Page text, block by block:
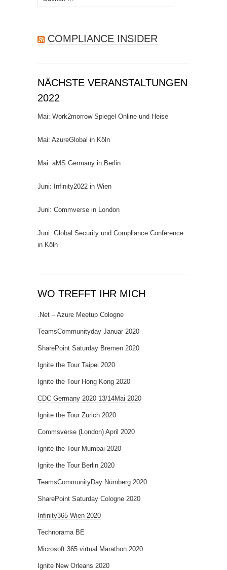
nach:
COMPLIANCE INSIDER
NÄCHSTE VERANSTALTUNGEN
2022
Mai: Work2morrow Spiegel Online und Heise
Mai: AzureGlobal in Köln
Mai: aMS Germany in Berlin
Juni: Infinity2022 in Wien
Juni: Commverse in London
Juni: Global Security und Compliance Conference
in Köln
WO TREFFT IHR MICH
.Net – Azure Meetup Cologne
TeamsCommunityday Januar 2020
SharePoint Saturday Bremen 2020
Ignite the Tour Taipei 2020
Ignite the Tour Hong Kong 2020
CDC Germany 2020 13/14Mai 2020
Ignite the Tour Zürich 2020
Commsverse (London) April 2020
Ignite the Tour Mumbai 2020
Ignite the Tour Berlin 2020
TeamsCommunityDay Nürnberg 2020
SharePoint Saturday Cologne 2020
Infinity365 Wien 2020
Technorama BE
Microsoft 365 virtual Marathon 2020
Ignite New Orleans 2020